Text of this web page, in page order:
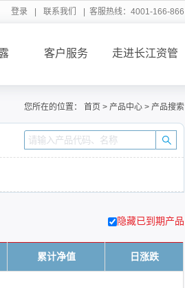
登录 联系我们 | 客服热线：4001-166-866
客户服务 走进长江资管
您所在的位置： 首页 > 产品中心 > 产品搜索
隐藏已到期产品
累计净值 日涨跌